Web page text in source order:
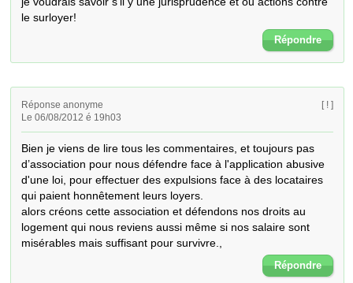
le surloyer!
Répondre
Réponse anonyme
Le 06/08/2012 é 19h03
[ ! ]
Bien je viens de lire tous les commentaires, et toujours pas
d’association pour nous défendre face à l'application abusive
d'une loi, pour effectuer des expulsions face à des locataires
qui paient honnêtement leurs loyers.
alors créons cette association et défendons nos droits au
logement qui nous reviens aussi même si nos salaire sont
misérables mais suffisant pour survivre.,
Répondre